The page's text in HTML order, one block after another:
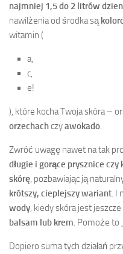
najmniej 1,5 do 2 litrów
nawilżenia od środka są
witamin (
a,
c,
e!
), które kocha Twoja skóra –
orzechachczyawokado.
Zwróć uwagę nawet na tak
długie i gorące prysznice czy
skórę, pozbawiając ją
krótszy, cieplejszy wariant. I
wody, kiedy skóra jest jeszcze
balsam lub krem. Pomoże to
Dopiero suma tych działań